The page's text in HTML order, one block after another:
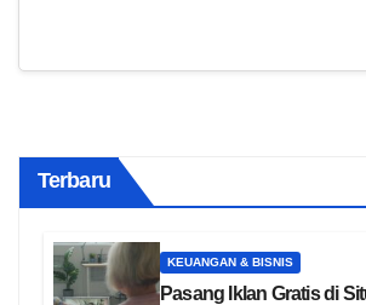
Terbaru
KEUANGAN & BISNIS
Pasang Iklan Gratis di